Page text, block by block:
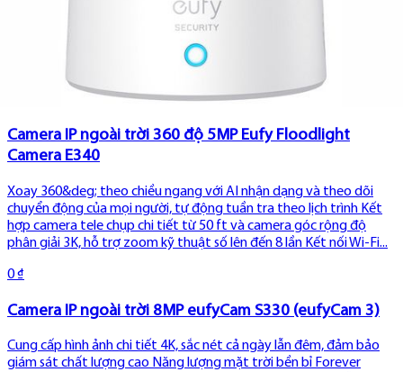
giúp quan sát mọi góc độ mà không có điểm mù Độ phân giải HD
1080p giúp mang lại cảnh quay sắc nét, cho phép bạn nhận diện
mọi chi tiết Nhận dạng và theo dõi người, kể cả trẻ em, đảm bảo
799000
Camera IP ngoài trời 360 độ 5MP Eufy Floodlight
Camera E340
Xoay 360&deg; theo chiều ngang với AI nhận dạng và theo dõi
chuyển động của mọi người, tự động tuần tra theo lịch trình Kết
hợp camera tele chụp chi tiết từ 50 ft và camera góc rộng độ
phân giải 3K, hỗ trợ zoom kỹ thuật số lên đến 8 lần Kết nối Wi-Fi...
0 ₫
Camera IP ngoài trời 8MP eufyCam S330 (eufyCam 3)
Cung cấp hình ảnh chi tiết 4K, sắc nét cả ngày lẫn đêm, đảm bảo
giám sát chất lượng cao Năng lượng mặt trời bền bỉ Forever